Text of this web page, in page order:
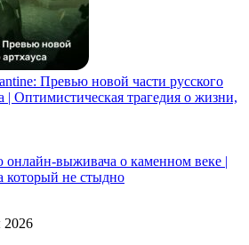
Превью новой части русского
| Оптимистическая трагедия о жизни,
онлайн-выживача о каменном веке |
который не стыдно